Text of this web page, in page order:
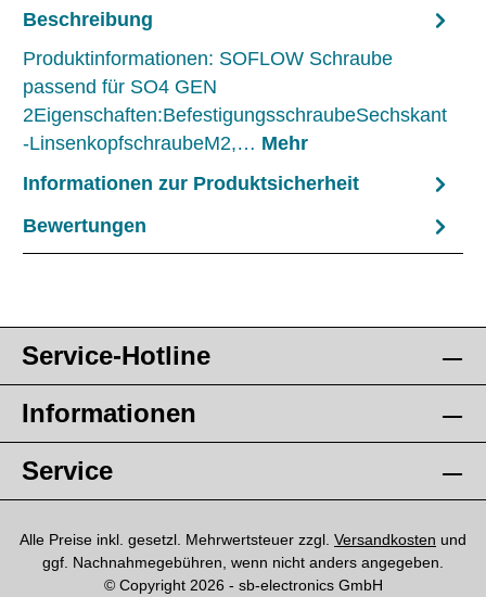
Beschreibung
Produktinformationen: SOFLOW Schraube
passend für SO4 GEN
2Eigenschaften:BefestigungsschraubeSechskant
-LinsenkopfschraubeM2,… Mehr
Informationen zur Produktsicherheit
Bewertungen
Service-Hotline
Informationen
Service
Alle Preise inkl. gesetzl. Mehrwertsteuer zzgl. Versandkosten und
ggf. Nachnahmegebühren, wenn nicht anders angegeben.
© Copyright 2026 - sb-electronics GmbH